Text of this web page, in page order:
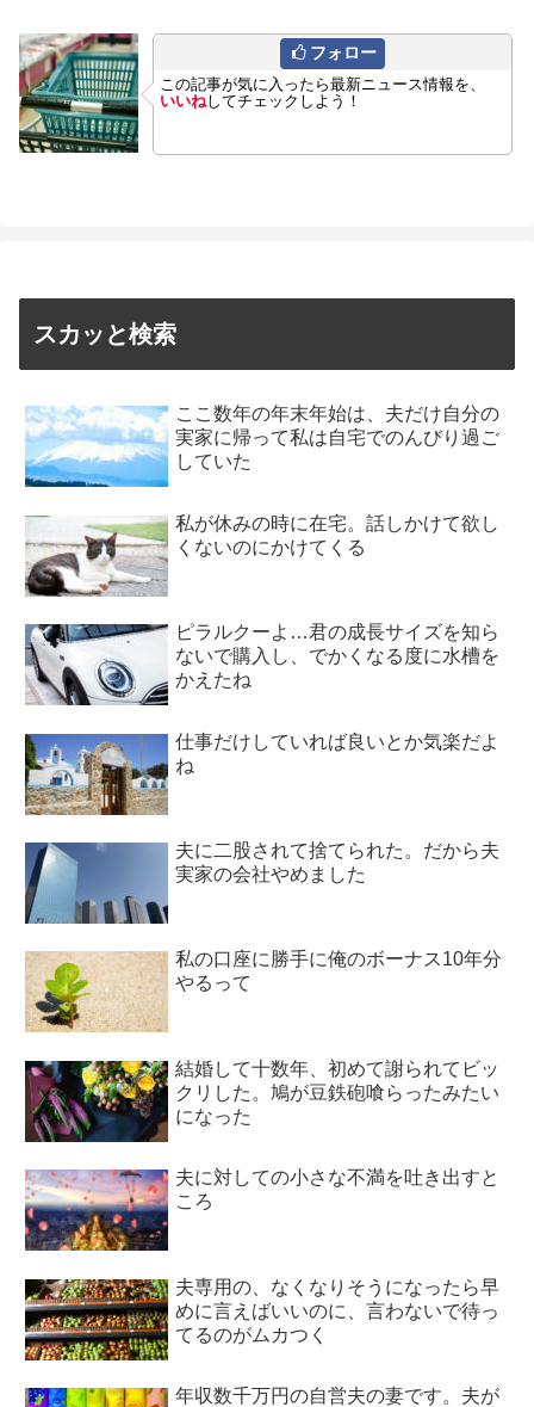
フォロー
この記事が気に入ったら最新ニュース情報を、
いいねしてチェックしよう！
スカッと検索
ここ数年の年末年始は、夫だけ自分の
実家に帰って私は自宅でのんびり過ご
していた
私が休みの時に在宅。話しかけて欲し
くないのにかけてくる
ピラルクーよ…君の成長サイズを知ら
ないで購入し、でかくなる度に水槽を
かえたね
仕事だけしていれば良いとか気楽だよ
ね
夫に二股されて捨てられた。だから夫
実家の会社やめました
私の口座に勝手に俺のボーナス10年分
やるって
結婚して十数年、初めて謝られてビッ
クリした。鳩が豆鉄砲喰らったみたい
になった
夫に対しての小さな不満を吐き出すと
ころ
夫専用の、なくなりそうになったら早
めに言えばいいのに、言わないで待っ
てるのがムカつく
年収数千万円の自営夫の妻です。夫が